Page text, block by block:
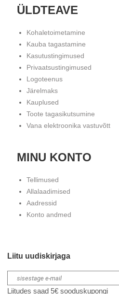
ÜLDTEAVE
Kohaletoimetamine
Kauba tagastamine
Kasutustingimused
Privaatsustingimused
Logoteenus
Järelmaks
Kauplused
Toote tagasikutsumine
Vana elektroonika vastuvõtt
MINU KONTO
Tellimused
Allalaadimised
Aadressid
Konto andmed
Liitu uudiskirjaga
Liitudes saad 5€ sooduskupongi